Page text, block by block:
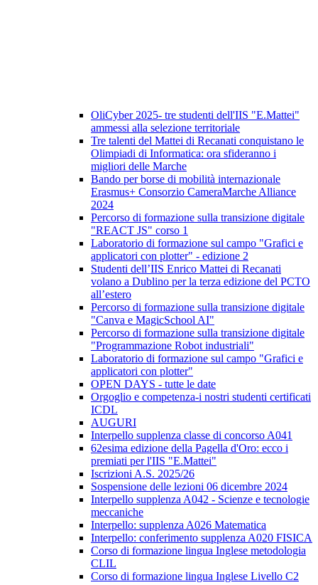
OliCyber 2025- tre studenti dell'IIS "E.Mattei"
ammessi alla selezione territoriale
Tre talenti del Mattei di Recanati conquistano le
Olimpiadi di Informatica: ora sfideranno i
migliori delle Marche
Bando per borse di mobilità internazionale
Erasmus+ Consorzio CameraMarche Alliance
2024
Percorso di formazione sulla transizione digitale
"REACT JS" corso 1
Laboratorio di formazione sul campo "Grafici e
applicatori con plotter" - edizione 2
Studenti dell’IIS Enrico Mattei di Recanati
volano a Dublino per la terza edizione del PCTO
all’estero
Percorso di formazione sulla transizione digitale
"Canva e MagicSchool AI"
Percorso di formazione sulla transizione digitale
"Programmazione Robot industriali"
Laboratorio di formazione sul campo "Grafici e
applicatori con plotter"
OPEN DAYS - tutte le date
Orgoglio e competenza-i nostri studenti certificati
ICDL
AUGURI
Interpello supplenza classe di concorso A041
62esima edizione della Pagella d'Oro: ecco i
premiati per l'IIS "E.Mattei"
Iscrizioni A.S. 2025/26
Sospensione delle lezioni 06 dicembre 2024
Interpello supplenza A042 - Scienze e tecnologie
meccaniche
Interpello: supplenza A026 Matematica
Interpello: conferimento supplenza A020 FISICA
Corso di formazione lingua Inglese metodologia
CLIL
Corso di formazione lingua Inglese Livello C2